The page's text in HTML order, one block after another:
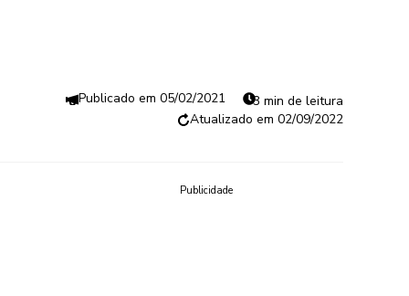
05/02/2021
3 min de leitura
02/09/2022
Publicidade